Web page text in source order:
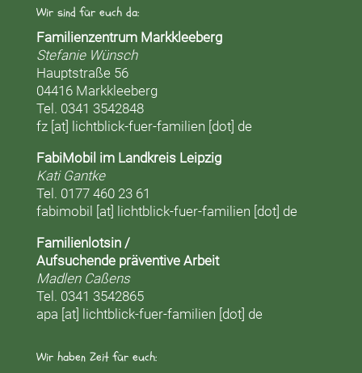
Wir sind für euch da:
Familienzentrum Markkleeberg
Stefanie Wünsch
Hauptstraße 56
04416 Markkleeberg
Tel. 0341 3542848
fz [at] lichtblick-fuer-familien [dot] de
FabiMobil im Landkreis Leipzig
Kati Gantke
Tel. 0177 460 23 61
fabimobil [at] lichtblick-fuer-familien [dot] de
Familienlotsin /
Aufsuchende präventive Arbeit
Madlen Caßens
Tel. 0341 3542865
apa [at] lichtblick-fuer-familien [dot] de
Wir haben Zeit für euch: